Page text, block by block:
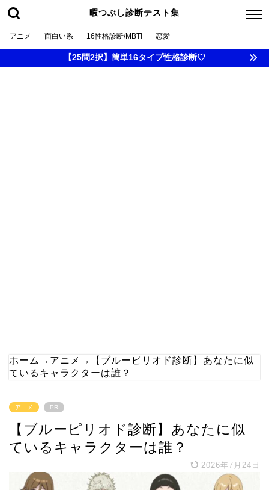
暇つぶし診断テスト集
アニメ 面白い系 16性格診断/MBTI 恋愛
【25問2択】簡単16タイプ性格診断♡
ホーム → アニメ →
【ブルーピリオド診断】あなたに似
ているキャラクターは誰？
アニメ PR
【ブルーピリオド診断】あなたに似
ているキャラクターは誰？
2026年7月24日